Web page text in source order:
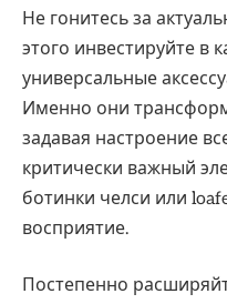
Не гонитесь за
этого инвестируйте в
универсальные
Именно они
задавая настроение
критически важный
ботинки челси или
восприятие.
Постепенно